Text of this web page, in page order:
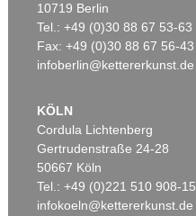
10719 Berlin
Tel.: +49 (0)30 88 67 53-63
Fax: +49 (0)30 88 67 56-43
infoberlin@kettererkunst.de
KÖLN
Cordula Lichtenberg
Gertrudenstraße 24-28
50667 Köln
Tel.: +49 (0)221 510 908-15
infokoeln@kettererkunst.de